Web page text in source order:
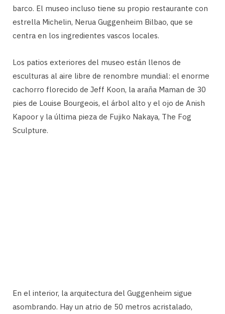
barco. El museo incluso tiene su propio restaurante con
estrella Michelin, Nerua Guggenheim Bilbao, que se
centra en los ingredientes vascos locales.
Los patios exteriores del museo están llenos de
esculturas al aire libre de renombre mundial: el enorme
cachorro florecido de Jeff Koon, la araña Maman de 30
pies de Louise Bourgeois, el árbol alto y el ojo de Anish
Kapoor y la última pieza de Fujiko Nakaya, The Fog
Sculpture.
En el interior, la arquitectura del Guggenheim sigue
asombrando. Hay un atrio de 50 metros acristalado,